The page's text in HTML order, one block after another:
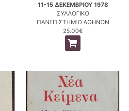
11-15 ΔΕΚΕΜΒΡΙΟΥ 1978
ΣΥΛΛΟΓΙΚΟ
ΠΑΝΕΠΙΣΤΗΜΙΟ ΑΘΗΝΩΝ
25.00€